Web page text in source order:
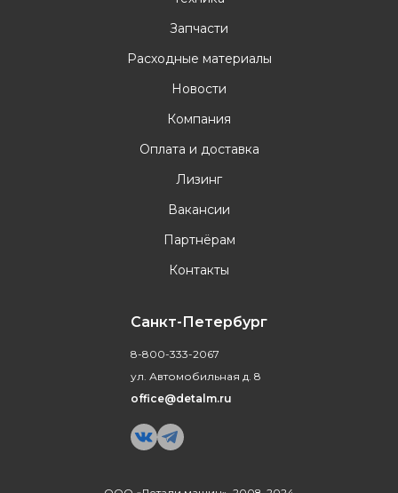
Запчасти
Расходные материалы
Новости
Компания
Оплата и доставка
Лизинг
Вакансии
Партнёрам
Контакты
Санкт-Петербург
8-800-333-2067
ул. Автомобильная д. 8
office@detalm.ru